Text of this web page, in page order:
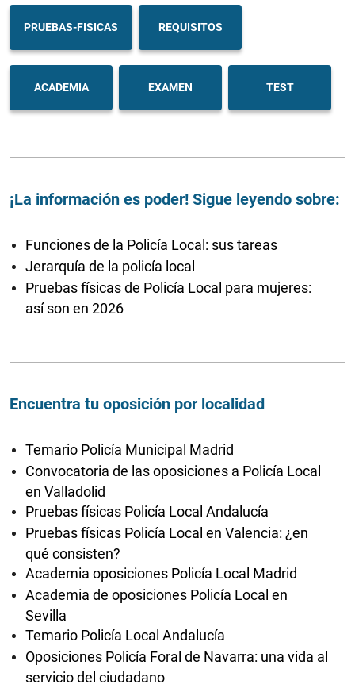
PRUEBAS-FISICAS REQUISITOS
ACADEMIA EXAMEN TEST
¡La información es poder! Sigue leyendo sobre:
Funciones de la Policía Local: sus tareas
Jerarquía de la policía local
Pruebas físicas de Policía Local para mujeres:
así son en 2026
Encuentra tu oposición por localidad
Temario Policía Municipal Madrid
Convocatoria de las oposiciones a Policía Local
en Valladolid
Pruebas físicas Policía Local Andalucía
Pruebas físicas Policía Local en Valencia: ¿en
qué consisten?
Academia oposiciones Policía Local Madrid
Academia de oposiciones Policía Local en
Sevilla
Temario Policía Local Andalucía
Oposiciones Policía Foral de Navarra: una vida al
servicio del ciudadano